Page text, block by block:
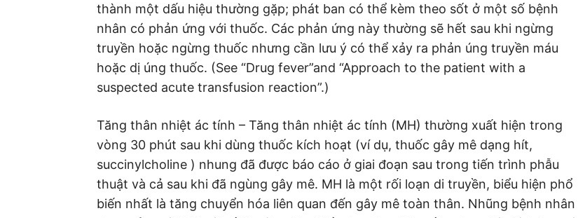
thành một dấu hiệu thường gặp; phát ban có thể kèm theo sốt ở một số bệnh
nhân có phản ứng với thuốc. Các phản ứng này thường sẽ hết sau khi ngừng
truyền hoặc ngừng thuốc nhưng cần lưu ý có thể xảy ra phản úng truyền máu
hoặc dị úng thuốc. (See “Drug fever”and “Approach to the patient with a
suspected acute transfusion reaction”.)
Tăng thân nhiệt ác tính – Tăng thân nhiệt ác tính (MH) thường xuất hiện trong
vòng 30 phút sau khi dùng thuốc kích hoạt (ví dụ, thuốc gây mê dạng hít,
succinylcholine ) nhung đã được báo cáo ở giai đoạn sau trong tiến trình phẫu
thuật và cả sau khi đã ngùng gây mê. MH là một rối loạn di truyền, biểu hiện phổ
biến nhất là tăng chuyển hóa liên quan đến gây mê toàn thân. Nhũng bệnh nhân